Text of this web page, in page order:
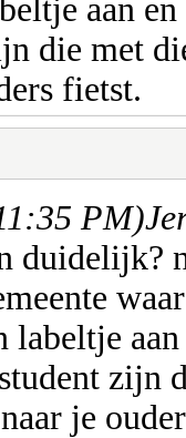
aan
die met
fietst.
PM)
duidelijk?
labeltje
zijn
je